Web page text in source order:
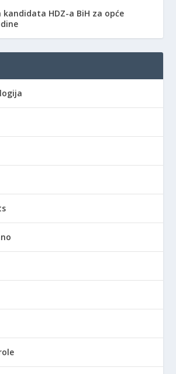
HDZ-a BiH za opće